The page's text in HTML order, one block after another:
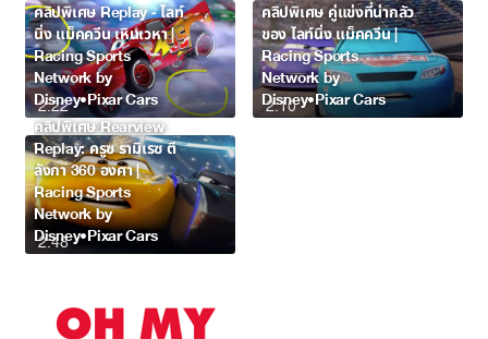
2:22
คลิปพิเศษ Replay - ไลท์
นิ่ง แม็คควีน เหินเวหา |
Racing Sports
Network by
Disney•Pixar Cars
2:10
คลิปพิเศษ คู่แข่งที่น่ากลัว
ของ ไลท์นิ่ง แม็คควีน |
Racing Sports
Network by
Disney•Pixar Cars
2:48
คลิปพิเศษ Rearview
Replay: ครูซ รามิเรซ ตี
ลังกา 360 องศา |
Racing Sports
Network by
Disney•Pixar Cars